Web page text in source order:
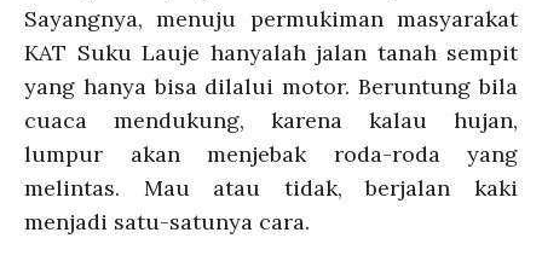
Sayangnya, menuju permukiman masyarakat
KAT Suku Lauje hanyalah jalan tanah sempit
yang hanya bisa dilalui motor. Beruntung bila
cuaca mendukung, karena kalau hujan,
lumpur akan menjebak roda-roda yang
melintas. Mau atau tidak, berjalan kaki
menjadi satu-satunya cara.